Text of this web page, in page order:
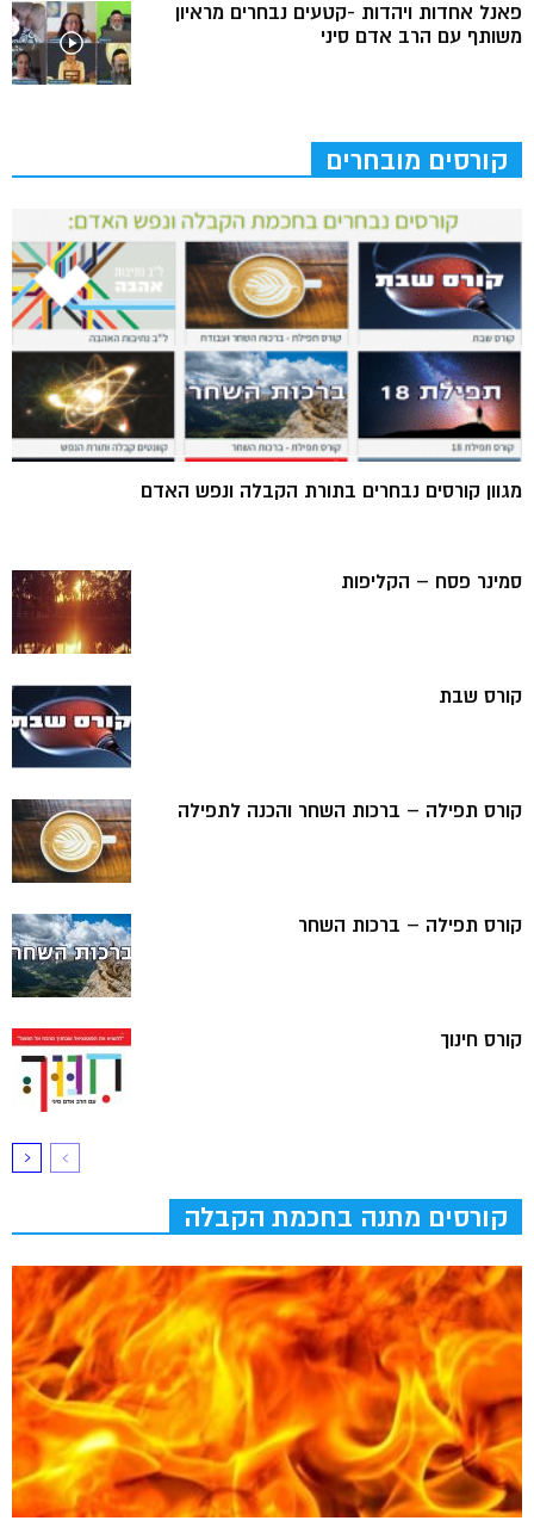
פאנל אחדות ויהדות -קטעים נבחרים מראיון
משותף עם הרב אדם סיני
קורסים מובחרים
מגוון קורסים נבחרים בתורת הקבלה ונפש האדם
סמינר פסח – הקליפות
קורס שבת
קורס תפילה – ברכות השחר והכנה לתפילה
קורס תפילה – ברכות השחר
קורס חינוך
קורסים מתנה בחכמת הקבלה